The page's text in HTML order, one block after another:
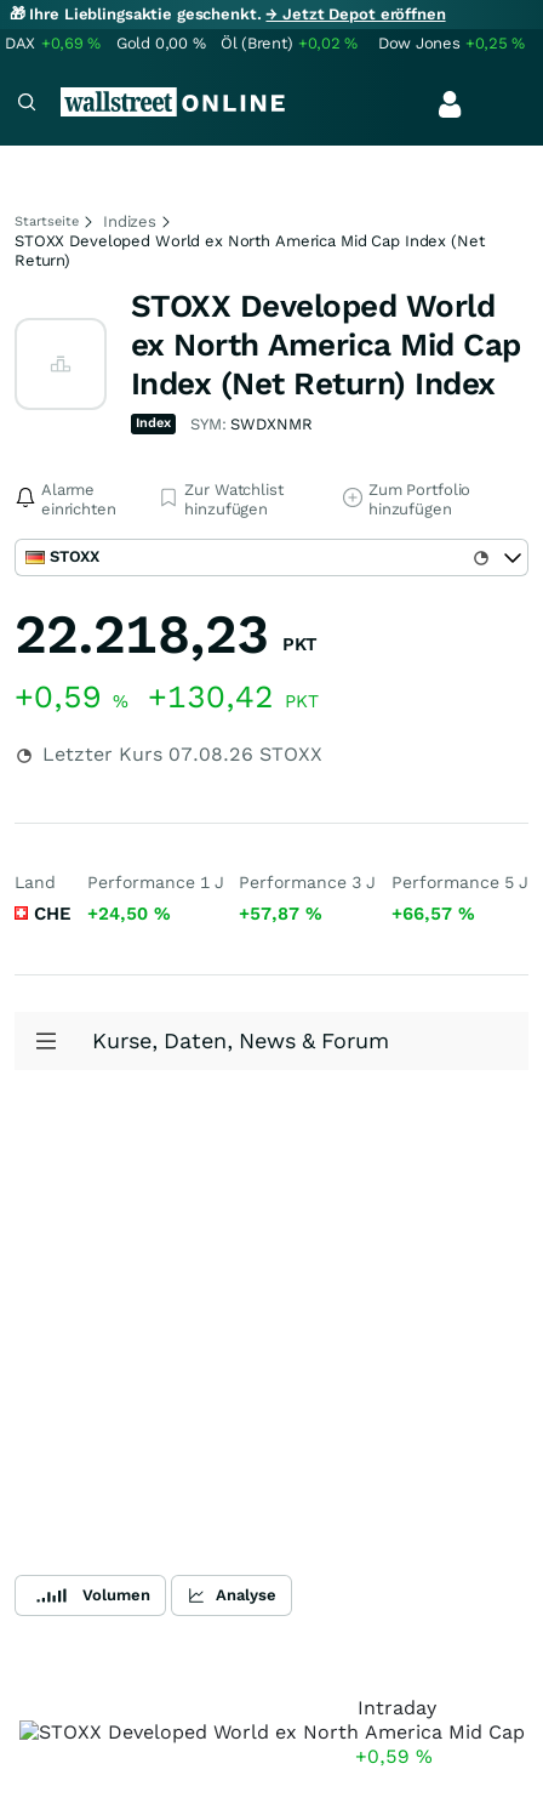
🎁 Ihre Lieblingsaktie geschenkt.→ Jetzt Depot eröffnen
DAX +0,69% Gold 0,00 % Öl (Brent) +0,02% Dow Jones +0,25%
Startseite
Indizes
STOXX Developed World ex North America Mid Cap Index (Net
Return)
STOXX Developed World
ex North America Mid Cap
Index (Net Return) Index
Index SYM:SWDXNMR
Alarme
einrichten
Zur Watchlist
hinzufügen
Zum Portfolio
hinzufügen
STOXX
22.218,23 PKT
+0,59 % +130,42 PKT
Letzter Kurs 07.08.26 STOXX
Land
CHE
Performance 1 J
+24,50 %
Performance 3 J
+57,87%
Performance 5 J
+66,57 %
Kurse, Daten, News & Forum
Volumen Analyse
Intraday
+0,59 %